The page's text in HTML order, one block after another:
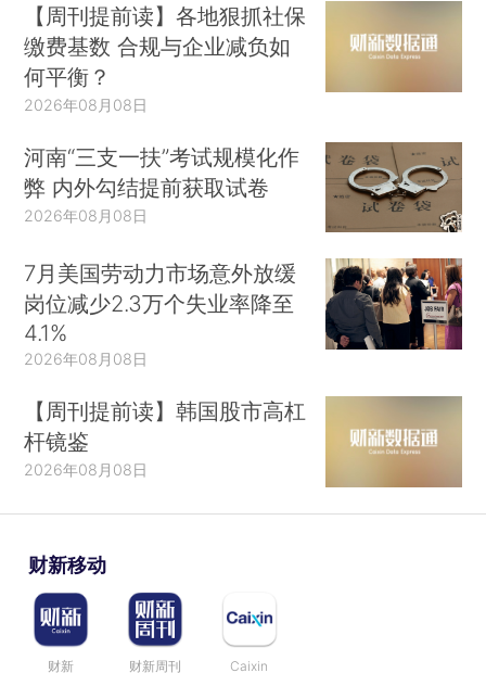
【周刊提前读】各地狠抓社保
缴费基数 合规与企业减负如
何平衡？
2026年08月08日
河南“三支一扶”考试规模化作
弊 内外勾结提前获取试卷
2026年08月08日
7月美国劳动力市场意外放缓
岗位减少2.3万个失业率降至
4.1%
2026年08月08日
【周刊提前读】韩国股市高杠
杆镜鉴
2026年08月08日
财新移动
财新 财新周刊 Caixin